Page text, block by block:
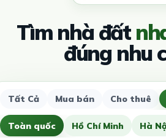
Tìm nhà đất
đúng nhu
Tất Cả Mua bán Cho thuê
Toàn quốc Hồ Chí Minh Hà